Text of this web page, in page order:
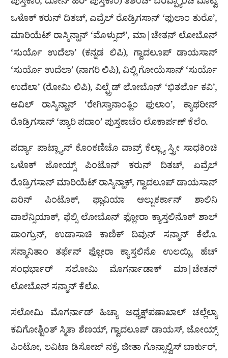
ಒಳೊಕ್ ಕರುನ್ ದಿತಚ್, ಎವ್ರೆಲ್ ರೊಡ್ರಿಗಸಾನ್ ‘ಫುಲಾಂ ತುರೊ’,
ಮಾರಿಯೆಟ್ ರಾಸ್ಕಿನ್ಹಾನ್ ‘ಮೊಳ್ಸುದ್’, ಮಾ|ಚೇತನ್ ಲೋಬೊನ್
‘ಸುರ್ಯೊ ಉದೆಲಾ’ (ಕನ್ನಡ ಲಿಪಿ), ಗ್ವಾದಲೂಪ್ ಡಾಯಸಾನ್
‘ಸುರ್ಯೊ ಉದೆಲಾ’ (ನಾಗರಿ ಲಿಪಿ), ವಿಲ್ಲಿ ಗೋಯೆಸಾನ್ ‘ಸುರ್ಯೊ
ಉದೆಲಾ’ (ರೋಮಿ ಲಿಪಿ), ವಿಲ್ಫ್ರೆಡ್ ಲೋಬೊನ್ ‘ಭಿತರ್ಲೊ ಕವಿ’,
ಆವಿಲ್ ರಾಸ್ಕಿನ್ಹಾನ್ ‘ರೇಗಿಸ್ತಾನಾಂತ್ಲಿಂ ಫುಲಾಂ’, ಕ್ಯಾಥರೀನ್
ರೊಡ್ರಿಗಸಾನ್ ‘ಪ್ಯಾರಿ ಪದಾಂ’ ಪುಸ್ತಕಾಚೆಂ ಲೊಕಾರ್ಪಣ್ ಕೆಲೆಂ.
ಪರ್ದ್ಯಾ ಪಾಟ್ಲ್ಯಾನ್ ಕೊಂಕಣಿಚೊ ವಾವ್ರ್ ಕೆಲ್ಲ್ಯಾ ಸ್ತ್ರೀ ಸಾಧಕಿಂಚಿ
ಒಳೊಕ್ ಜೋಯ್ಸ್ ಪಿಂಟೊನ್ ಕರುನ್ ದಿತಚ್, ಏವ್ರೆಲ್
ರೊಡ್ರಿಗಸಾನ್ ಮಾರಿಯೆಟ್ ರಾಸ್ಕಿನ್ಹಾಕ್, ಗ್ವಾದಲೂಪ್ ಡಾಯಸಾನ್
ಐರಿನ್ ಪಿಂಟೊಕ್, ಫ್ಲಾವಿಯಾ ಆಲ್ಬುಕರ್ಕಾನ್ ಶಾಲಿನಿ
ವಾಲೆನ್ಸಿಯಾಕ್, ಫೆಲ್ಸಿ ಲೋಬೊನ್ ಫ್ಲೋರಾ ಕ್ಯಾಸ್ತಲಿನೊಕ್ ಶಾಲ್
ಪಾಂಗ್ರುನ್, ಉಡಾಸಾಚಿ ಕಾಣಿಕ್ ದಿವುನ್ ಸನ್ಮಾನ್ ಕೆಲೊ.
ಸನ್ಮಾನಿತಾಂ ತರ್ಫೆನ್ ಫ್ಲೋರಾ ಕ್ಯಾಸ್ತಲಿನೊ ಉಲಯ್ಲಿ. ಹೆಚ್
ಸಂಧರ್ಭಾರ್ ಸಲೋಮಿ ಮೊಗರ್ನಾಡಾಕ್ ಮಾ|ಚೇತನ್
ಲೋಬೊನ್ ಸನ್ಮಾನ್ ಕೆಲೊ.
ಸಲೋಮಿ ಮೊಗರ್ನಾಡ್ ಹಿಚ್ಯಾ ಅಧ್ಯಕ್ಷ್‌ಪಣಾಖಾಲ್ ಚಲ್ಲೆಲ್ಯಾ
ಕವಿಗೋಶ್ಟಿಂತ್ ಸ್ಮಿತಾ ಶೆಣಯ್, ಗ್ವಾದಲೂಪ್ ಡಾಯಸ್, ಜೋಯ್ಸ್
ಪಿಂಟೋ, ಲವಿಟಾ ಡಿಸೋಜ್ ನಕ್ರೆ, ಜೀತಾ ಗೊನ್ಸಾಲ್ವಿಸ್ ಬಾರ್ಕುರ್,